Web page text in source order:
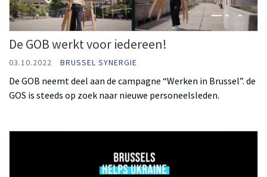
De GOB werkt voor iedereen!
03.10.2022 BRUSSEL SYNERGIE
De GOB neemt deel aan de campagne “Werken in Brussel”. de
GOS is steeds op zoek naar nieuwe personeelsleden.